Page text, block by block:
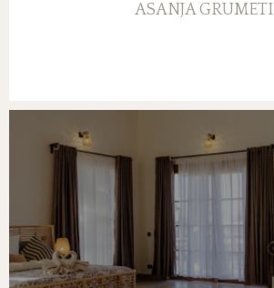
ASANJA GRUMETI